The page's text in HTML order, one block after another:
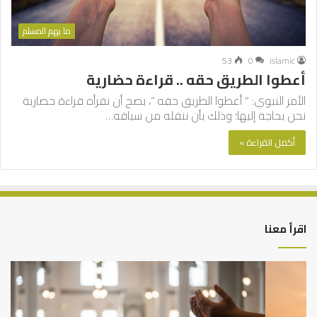
ما يهم المسلم
islamic
0
53
أعطوا الطريق حقه .. قراءة حضارية
الأمر النبوي: ” أعطوا الطريق حقه “، يصح أن نقرأه قراءة حضارية
نحن بحاجة إليها؛ وذلك بأن ننقله من سياقه…
أكمل القراءة »
اقرأ معنا
أهم